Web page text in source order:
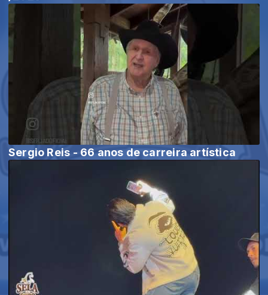
Sergio Reis - 66 anos de carreira artística